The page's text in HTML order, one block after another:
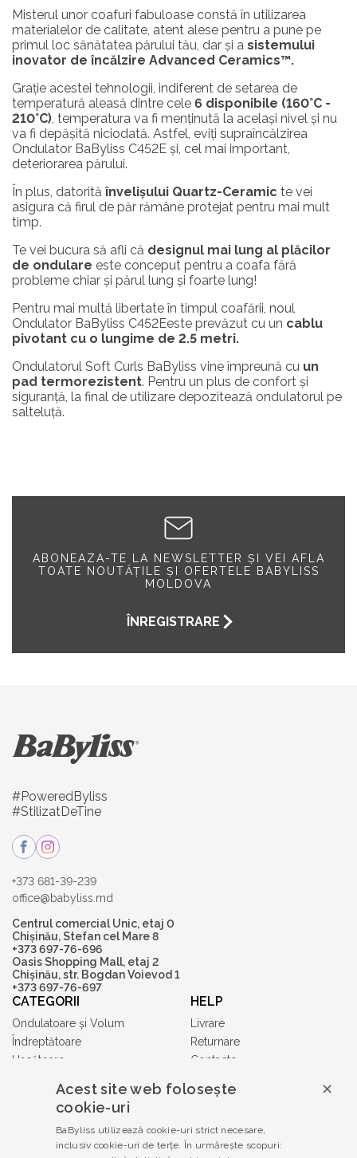
Misterul unor coafuri fabuloase constă în utilizarea
materialelor de calitate, atent alese pentru a pune pe
primul loc sănătatea părului tău, dar și a sistemului
inovator de încălzire Advanced Ceramics™.
Grație acestei tehnologii, indiferent de setarea de
temperatură aleasă dintre cele 6 disponibile (160°C -
210°C), temperatura va fi menținută la același nivel și nu
va fi depășită niciodată. Astfel, eviți supraîncălzirea
Ondulator BaByliss C452E și, cel mai important,
deteriorarea părului.
În plus, datorită învelișului Quartz-Ceramic te vei
asigura că firul de păr rămâne protejat pentru mai mult
timp.
Te vei bucura să afli că designul mai lung al plăcilor
de ondulare este conceput pentru a coafa fără
probleme chiar și părul lung și foarte lung!
Pentru mai multă libertate în timpul coafării, noul
Ondulator BaByliss C452Eeste prevăzut cu un cablu
pivotant cu o lungime de 2.5 metri.
Ondulatorul Soft Curls BaByliss vine împreună cu un
pad termorezistent. Pentru un plus de confort și
siguranță, la final de utilizare depozitează ondulatorul pe
salteluță.
ABONEAZA-TE LA NEWSLETTER ȘI VEI AFLA
TOATE NOUTĂȚILE ȘI OFERTELE BABYLISS
MOLDOVA
ÎNREGISTRARE
#PoweredByliss
#StilizatDeTine
+373 681-39-239
office@babyliss.md
Centrul comercial Unic, etaj 0
Chișinău, Stefan cel Mare 8
+373 697-76-696
Oasis Shopping Mall, etaj 2
Chișinău, str. Bogdan Voievod 1
+373 697-76-697
CATEGORII
Ondulatoare și Volum
Îndreptătoare
Uscătoare
Tuns și Ras
Gift Cards
Babyliss PRO
HELP
Livrare
Returnare
Contacte
TERMENI ȘI CONDIȚII
Acest site web folosește
cookie-uri
BaByliss utilizează cookie-uri strict necesare,
inclusiv cookie-uri de terțe. În urmărește scopuri:
✕